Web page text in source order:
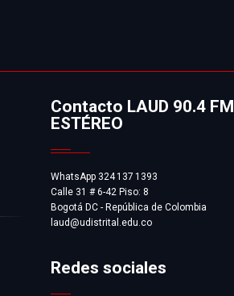
Contacto LAUD 90.4 FM
ESTÉREO
WhatsApp 324 137 1393
Calle 31 # 6-42 Piso: 8
Bogotá DC - República de Colombia
laud@udistrital.edu.co
Redes sociales